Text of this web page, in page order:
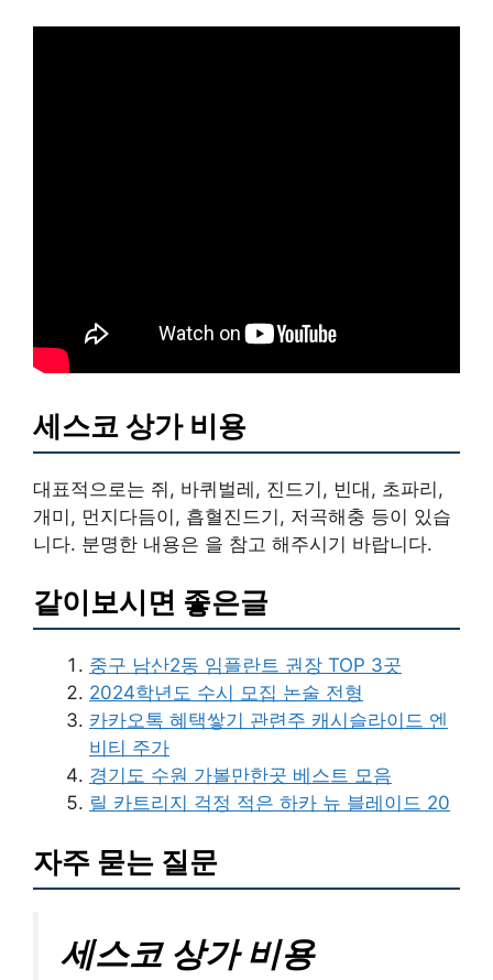
세스코 상가 비용
대표적으로는 쥐, 바퀴벌레, 진드기, 빈대, 초파리,
개미, 먼지다듬이, 흡혈진드기, 저곡해충 등이 있습
니다. 분명한 내용은 을 참고 해주시기 바랍니다.
같이보시면 좋은글
중구 남산2동 임플란트 권장 TOP 3곳
2024학년도 수시 모집 논술 전형
카카오톡 혜택쌓기 관련주 캐시슬라이드 엔
비티 주가
경기도 수원 가볼만한곳 베스트 모음
릴 카트리지 걱정 적은 하카 뉴 블레이드 20
자주 묻는 질문
세스코 상가 비용